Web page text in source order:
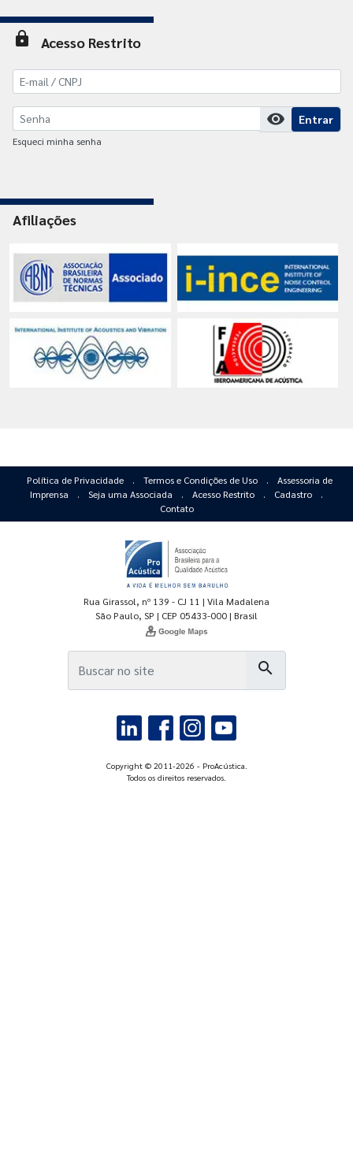
lock Acesso Restrito
visibility Entrar
Esqueci minha senha
Afiliações
Política de Privacidade . Termos e Condições de Uso .
Assessoria de
Imprensa
. Seja uma Associada . Acesso Restrito . Cadastro
.
Contato
Rua Girassol, nº 139 - CJ 11 | Vila Madalena
São Paulo, SP | CEP 05433-000 | Brasil
search
Copyright © 2011-2026 - ProAcústica.
Todos os direitos reservados.